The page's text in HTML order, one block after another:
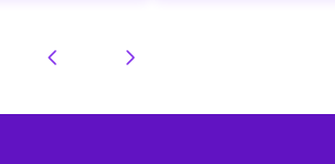
y el territorio.